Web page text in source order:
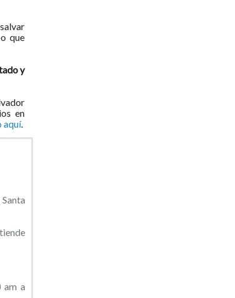
que
y
en
aquí.
am a